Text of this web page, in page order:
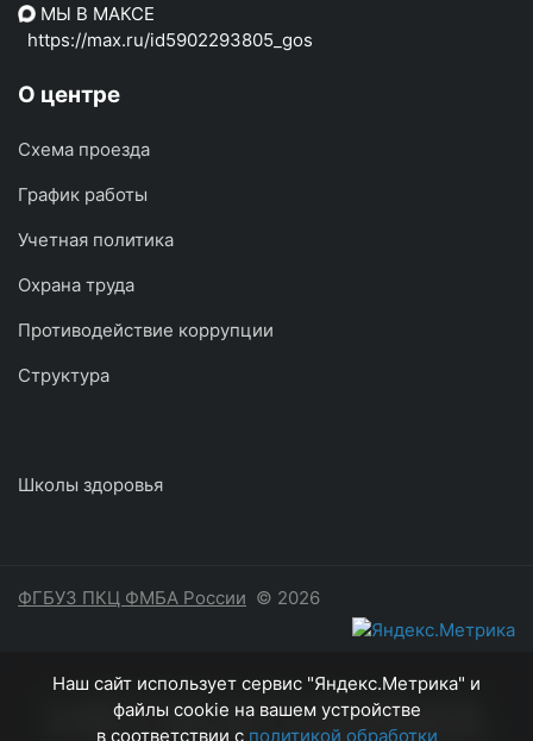
МЫ В МАКСЕ
https://max.ru/id5902293805_gos
О центре
Схема проезда
График работы
Учетная политика
Охрана труда
Противодействие коррупции
Структура
Школы здоровья
ФГБУЗ ПКЦ ФМБА России © 2026
НЕОБХОДИМА
Наш сайт использует сервис "Яндекс.Метрика" и
файлы cookie на вашем устройстве
в соответствии с политикой обработки